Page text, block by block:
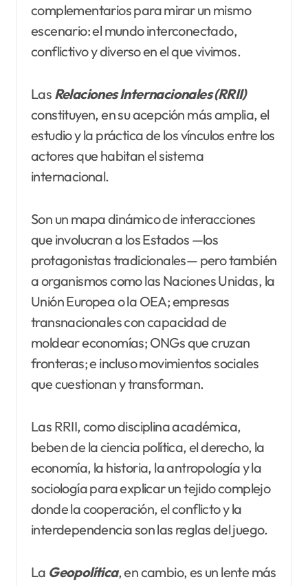
complementarios para mirar un mismo
escenario: el mundo interconectado,
conflictivo y diverso en el que vivimos.
Las Relaciones Internacionales (RRII)
constituyen, en su acepción más amplia, el
estudio y la práctica de los vínculos entre los
actores que habitan el sistema
internacional.
Son un mapa dinámico de interacciones
que involucran a los Estados —los
protagonistas tradicionales— pero también
a organismos como las Naciones Unidas, la
Unión Europea o la OEA; empresas
transnacionales con capacidad de
moldear economías; ONGs que cruzan
fronteras; e incluso movimientos sociales
que cuestionan y transforman.
Las RRII, como disciplina académica,
beben de la ciencia política, el derecho, la
economía, la historia, la antropología y la
sociología para explicar un tejido complejo
donde la cooperación, el conflicto y la
interdependencia son las reglas del juego.
La Geopolítica, en cambio, es un lente más